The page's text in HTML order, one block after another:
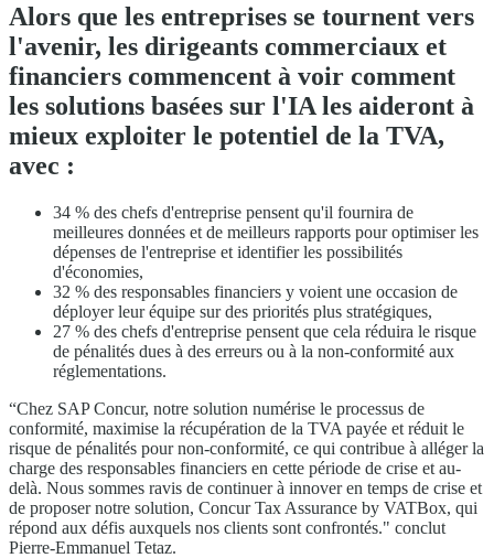
Alors que les entreprises se tournent vers
l'avenir, les dirigeants commerciaux et
financiers commencent à voir comment
les solutions basées sur l'IA les aideront à
mieux exploiter le potentiel de la TVA,
avec :
34 % des chefs d'entreprise pensent qu'il fournira de
meilleures données et de meilleurs rapports pour optimiser les
dépenses de l'entreprise et identifier les possibilités
d'économies,
32 % des responsables financiers y voient une occasion de
déployer leur équipe sur des priorités plus stratégiques,
27 % des chefs d'entreprise pensent que cela réduira le risque
de pénalités dues à des erreurs ou à la non-conformité aux
réglementations.
“Chez SAP Concur, notre solution numérise le processus de
conformité, maximise la récupération de la TVA payée et réduit le
risque de pénalités pour non-conformité, ce qui contribue à alléger la
charge des responsables financiers en cette période de crise et au-
delà. Nous sommes ravis de continuer à innover en temps de crise et
de proposer notre solution, Concur Tax Assurance by VATBox, qui
répond aux défis auxquels nos clients sont confrontés." conclut
Pierre-Emmanuel Tetaz.